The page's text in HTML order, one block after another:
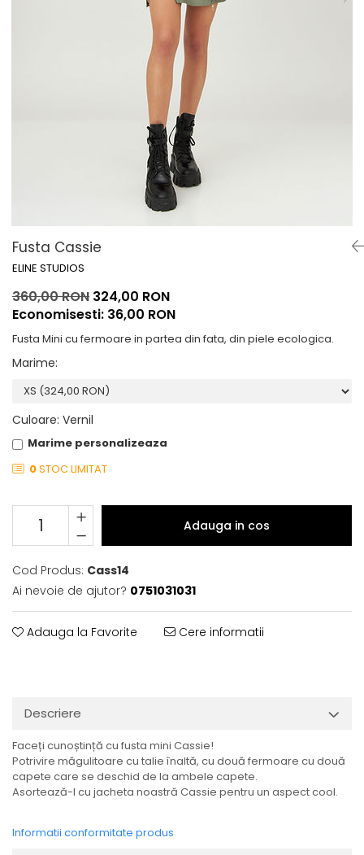
Fusta Cassie
ELINE STUDIOS
360,00 RON 324,00 RON
Economisesti: 36,00 RON
Fusta Mini cu fermoare in partea din fata, din piele ecologica.
Marime:
Culoare: Vernil
Marime personalizeaza
0STOC LIMITAT
Adauga in cos
Cod Produs: Cass14
Ai nevoie de ajutor? 0751031031
Adauga la Favorite Cere informatii
Descriere
Faceți cunoștință cu fusta mini Cassie!
Potrivire măgulitoare cu talie înaltă, cu două fermoare cu două
capete care se deschid de la ambele capete.
Asortează-l cu jacheta noastră Cassie pentru un aspect cool.
Informatii conformitate produs